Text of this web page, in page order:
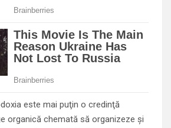
este mai puţin o credinţă
organică chemată să organizeze şi